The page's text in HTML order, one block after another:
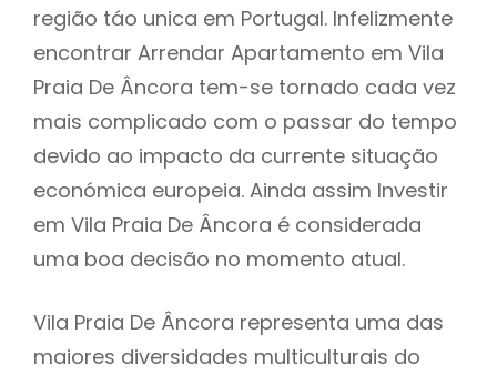
região táo unica em Portugal. Infelizmente
encontrar Arrendar Apartamento em Vila
Praia De Âncora tem-se tornado cada vez
mais complicado com o passar do tempo
devido ao impacto da currente situação
económica europeia. Ainda assim Investir
em Vila Praia De Âncora é considerada
uma boa decisão no momento atual.
Vila Praia De Âncora representa uma das
maiores diversidades multiculturais do